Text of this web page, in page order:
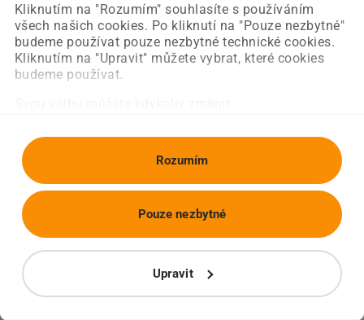
Kliknutím na "Rozumím" souhlasíte s používáním
všech našich cookies. Po kliknutí na "Pouze nezbytné"
budeme používat pouze nezbytné technické cookies.
Kliknutím na "Upravit" můžete vybrat, které cookies
budeme používat.
Rozumím
Upravit
Pouze nezbytné
Obnovit stránku Úvodní strana